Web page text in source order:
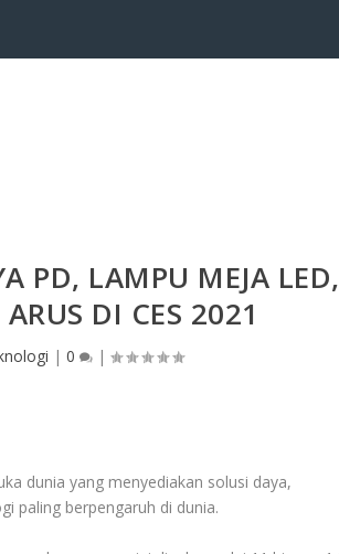
PD, LAMPU MEJA LED,
DI CES 2021
|0 |
dunia yang menyediakan solusi daya,
paling berpengaruh di dunia.